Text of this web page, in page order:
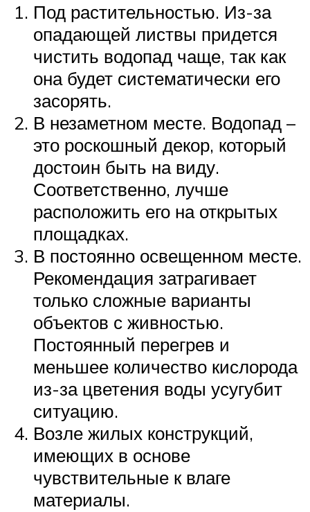
Под растительностью. Из-за
опадающей листвы придется
чистить водопад чаще, так как
она будет систематически его
засорять.
В незаметном месте. Водопад –
это роскошный декор, который
достоин быть на виду.
Соответственно, лучше
расположить его на открытых
площадках.
В постоянно освещенном месте.
Рекомендация затрагивает
только сложные варианты
объектов с живностью.
Постоянный перегрев и
меньшее количество кислорода
из-за цветения воды усугубит
ситуацию.
Возле жилых конструкций,
имеющих в основе
чувствительные к влаге
материалы.